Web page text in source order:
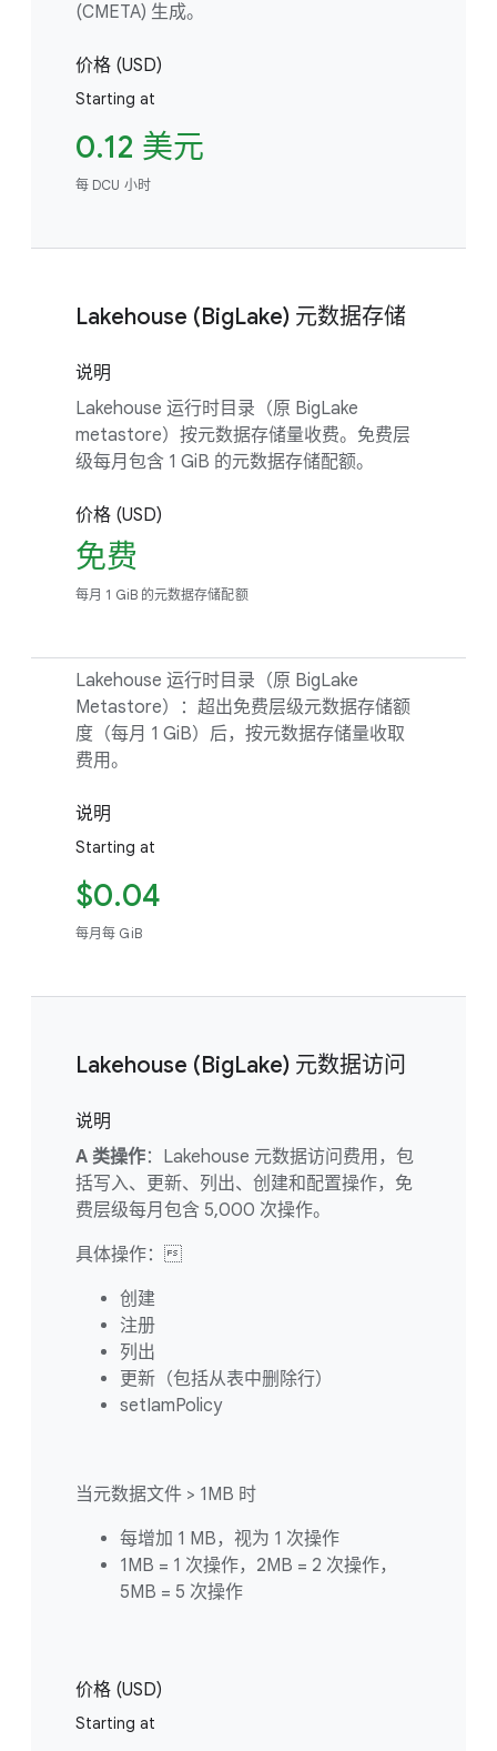
(CMETA) 生成。
价格 (USD)
Starting at
0.12 美元
每 DCU 小时
Lakehouse (BigLake) 元数据存储
说明
Lakehouse 运行时目录（原 BigLake
metastore）按元数据存储量收费。免费层
级每月包含 1 GiB 的元数据存储配额。
价格 (USD)
免费
每月 1 GiB 的元数据存储配额
Lakehouse 运行时目录（原 BigLake
Metastore）：超出免费层级元数据存储额
度（每月 1 GiB）后，按元数据存储量收取
费用。
说明
Starting at
$0.04
每月每 GiB
Lakehouse (BigLake) 元数据访问
说明
A 类操作：Lakehouse 元数据访问费用，包
括写入、更新、列出、创建和配置操作，免
费层级每月包含 5,000 次操作。
具体操作：
创建
注册
列出
更新（包括从表中删除行）
setIamPolicy
当元数据文件 > 1MB 时
每增加 1 MB，视为 1 次操作
1MB = 1 次操作，2MB = 2 次操作，
5MB = 5 次操作
价格 (USD)
Starting at